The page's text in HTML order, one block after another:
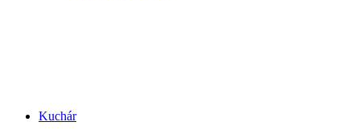
Kuchár